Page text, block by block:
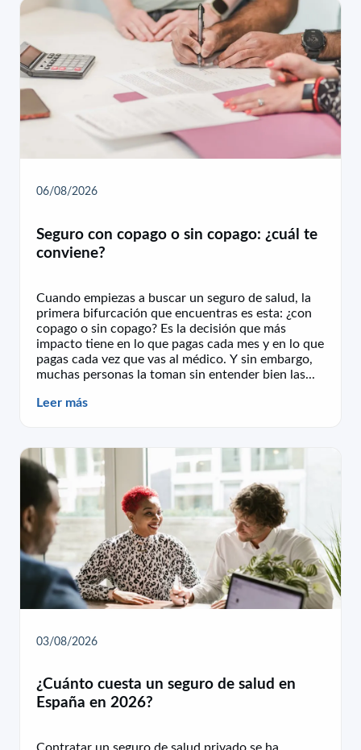
06/08/2026
Seguro con copago o sin copago: ¿cuál te
conviene?
Cuando empiezas a buscar un seguro de salud, la
primera bifurcación que encuentras es esta: ¿con
copago o sin copago? Es la decisión que más
impacto tiene en lo que pagas cada mes y en lo que
pagas cada vez que vas al médico. Y sin embargo,
muchas personas la toman sin entender bien las...
Leer más
03/08/2026
¿Cuánto cuesta un seguro de salud en
España en 2026?
Contratar un seguro de salud privado se ha